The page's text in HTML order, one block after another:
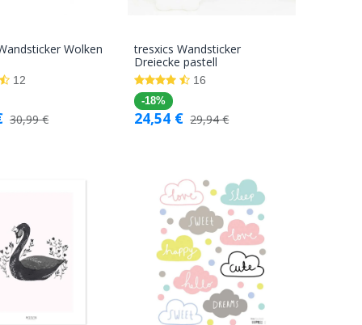
Warenkorb
Wolken
12
30,99€
In den
Warenkorb
tresxics Wandsticker
Dreiecke pastell
16
-18%
24,54 € 29,94€